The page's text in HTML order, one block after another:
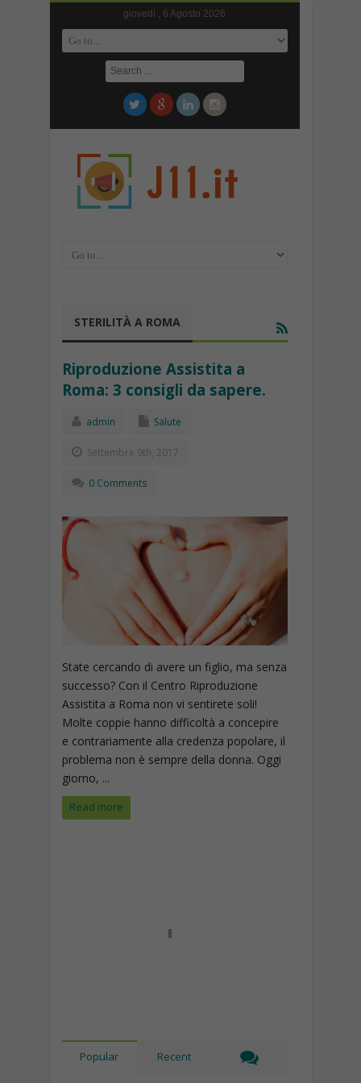
giovedì , 6 Agosto 2026
STERILITÀ A ROMA
Riproduzione Assistita a
Roma: 3 consigli da sapere.
admin Salute
Settembre 9th, 2017
0 Comments
State cercando di avere un figlio, ma senza
successo? Con il Centro Riproduzione
Assistita a Roma non vi sentirete soli!
Molte coppie hanno difficoltà a concepire
e contrariamente alla credenza popolare, il
problema non è sempre della donna. Oggi
giorno, ...
Read more
Popular Recent